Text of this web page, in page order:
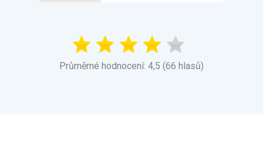
Průměrné hodnocení: 4,5 (66 hlasů)